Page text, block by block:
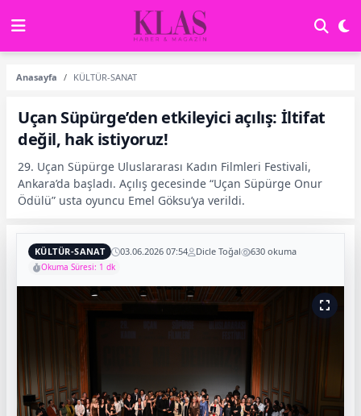
Anasayfa KÜLTÜR-SANAT
Uçan Süpürge’den etkileyici açılış: İltifat
değil, hak istiyoruz!
29. Uçan Süpürge Uluslararası Kadın Filmleri Festivali,
Ankara’da başladı. Açılış gecesinde “Uçan Süpürge Onur
Ödülü” usta oyuncu Emel Göksu’ya verildi.
KÜLTÜR-SANAT 03.06.2026 07:54 Dicle Toğal 630 okuma
Okuma Süresi: 1 dk